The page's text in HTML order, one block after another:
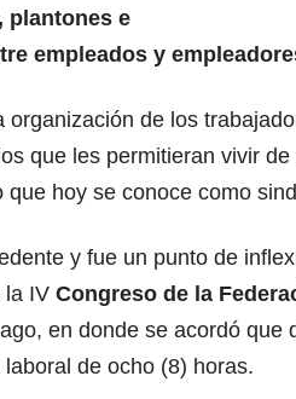
plantones e
empleados y
organización de los
que les permitieran vivir
hoy se conoce como
y fue un punto de
la IV Congreso de la
en donde se acordó que
de ocho (8) horas.